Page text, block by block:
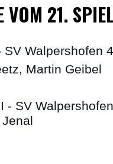
VOM 21.
SV Walpershofen
Martin Geibel
- SV